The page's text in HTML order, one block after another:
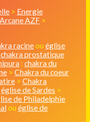
> Energie
Arcane AZF >
racineou église
chakra prostatique
: chakra du
> Chakra du coeur
> Chakra
église de Sardes >
de Philadelphie
ou église de